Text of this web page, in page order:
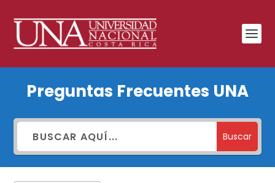
ingresar
UNA?
Preguntas Frecuentes UNA
Buscar